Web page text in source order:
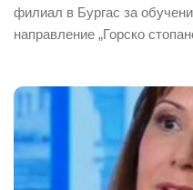
филиал в Бургас за
направление „Горско